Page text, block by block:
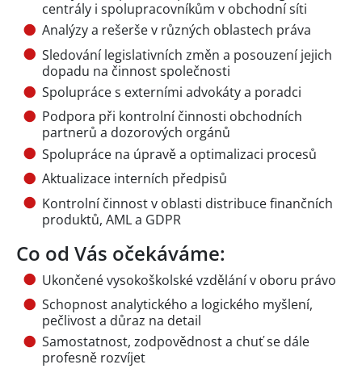
centrály i spolupracovníkům v obchodní síti
Analýzy a rešerše v různých oblastech práva
Sledování legislativních změn a posouzení jejich
dopadu na činnost společnosti
Spolupráce s externími advokáty a poradci
Podpora při kontrolní činnosti obchodních
partnerů a dozorových orgánů
Spolupráce na úpravě a optimalizaci procesů
Aktualizace interních předpisů
Kontrolní činnost v oblasti distribuce finančních
produktů, AML a GDPR
Co od Vás očekáváme:
Ukončené vysokoškolské vzdělání v oboru právo
Schopnost analytického a logického myšlení,
pečlivost a důraz na detail
Samostatnost, zodpovědnost a chuť se dále
profesně rozvíjet